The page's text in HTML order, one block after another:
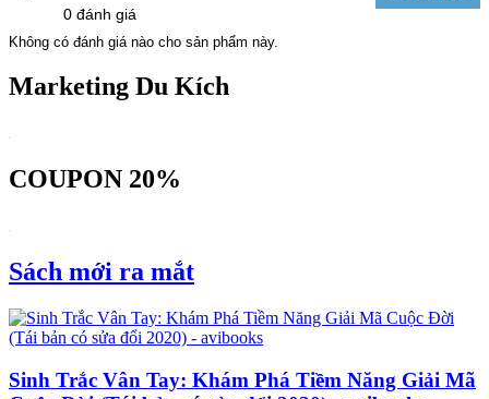
0 đánh giá
Không có đánh giá nào cho sản phẩm này.
Marketing Du Kích
COUPON 20%
Sách mới ra mắt
Sinh Trắc Vân Tay: Khám Phá Tiềm Năng Giải Mã